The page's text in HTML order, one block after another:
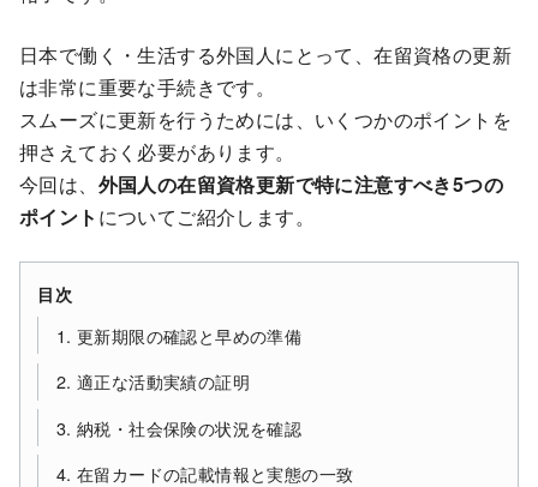
日本で働く・生活する外国人にとって、在留資格の更新
は非常に重要な手続きです。
スムーズに更新を行うためには、いくつかのポイントを
押さえておく必要があります。
今回は、 外国人の在留資格更新で特に注意すべき5つの
ポイント についてご紹介します。
目次
1. 更新期限の確認と早めの準備
2. 適正な活動実績の証明
3. 納税・社会保険の状況を確認
4. 在留カードの記載情報と実態の一致